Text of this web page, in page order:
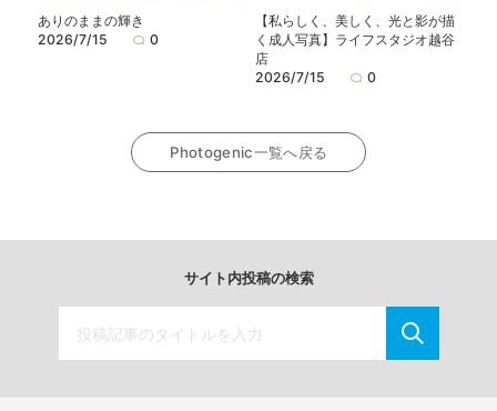
ありのままの輝き
2026/7/15
0
【私らしく、美しく、光と影が描
く成人写真】ライフスタジオ越谷
店
2026/7/15
0
Photogenic一覧へ戻る
サイト内投稿の検索